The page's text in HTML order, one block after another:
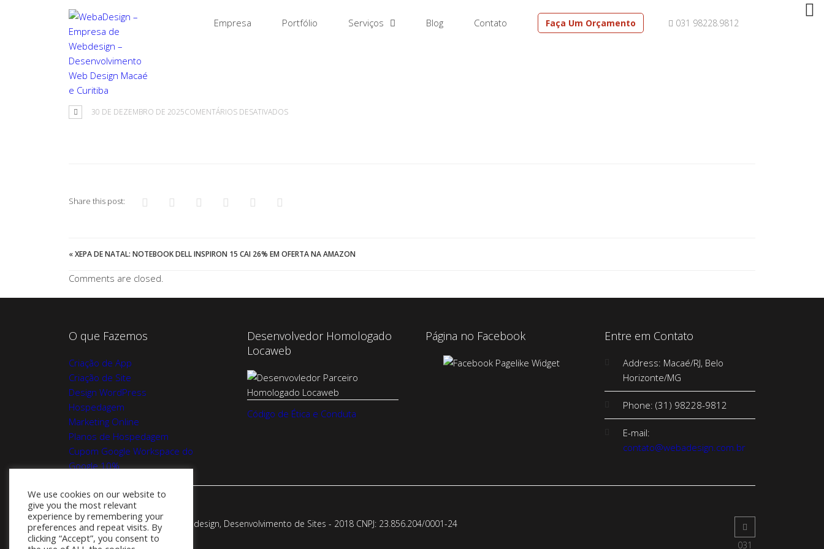
031 98228.9812
Empresa Portfólio Serviços Blog Contato Faça Um Orçamento
30 DE DEZEMBRO DE 2025COMENTÁRIOS DESATIVADOSEM
Share this post:
«XEPA DE NATAL: NOTEBOOK DELL INSPIRON 15 CAI 26% EM OFERTA NA AMAZON
Comments are closed.
O que Fazemos
Criação de App
Criação de Site
Design WordPress
Hospedagem
Marketing Online
Planos de Hospedagem
Cupom Google Workspace do
Google 10%
Desenvolvedor Homologado
Locaweb
Código de Ética e Conduta
Página no Facebook Entre em Contato
Address: Macaé/RJ, Belo
Horizonte/MG
Phone: (31) 98228-9812
E-mail:
contato@webadesign.com.br
Webadesign - Empresa de Webdesign, Desenvolvimento de Sites - 2018 CNPJ: 23.856.204/0001-­24
031
We use cookies on our website to
give you the most relevant
experience by remembering your
preferences and repeat visits. By
clicking “Accept”, you consent to